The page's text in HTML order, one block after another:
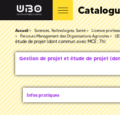
Accueil Sciences, Technologies, Santé Licence
Parcours Management des Organisations Agricoles
étude de projet (dont commun avec MCE : 7h)
Gestion de projet et étude de projet
Infos pratiques